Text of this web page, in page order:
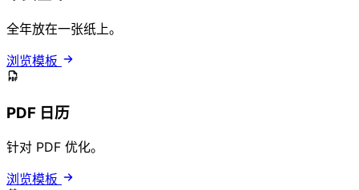
全年放在一张纸上。
浏览模板
PDF 日历
针对 PDF 优化。
浏览模板